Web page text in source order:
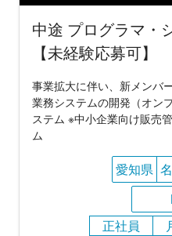
中途 プログラマ・
【未経験応募可】
事業拡大に伴い、新メンバ
業務システムの開発（オン
ステム ※中小企業向け販売
ム
愛知県
正社員